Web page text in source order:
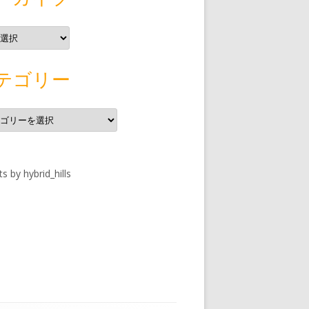
ゴリー
by hybrid_hills